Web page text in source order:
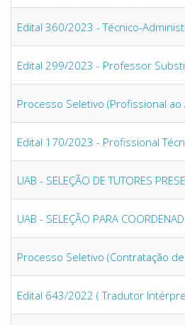
Edital 360/2023 - Técnico-
Edital 299/2023 - Professor
Processo Seletivo (Profissional
Edital 170/2023 - Profissional
UAB - SELEÇÃO DE TUTORES
UAB - SELEÇÃO PARA
Processo Seletivo (Contratação
Edital 643/2022 ( Tradutor